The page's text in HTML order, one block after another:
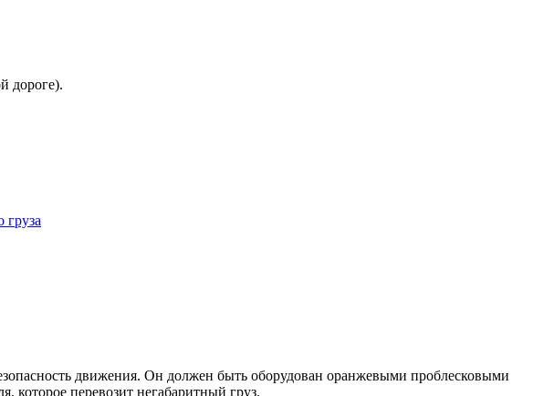
дороге).
груза
движения. Он должен быть оборудован оранжевыми проблесковыми
которое перевозит негабаритный груз.